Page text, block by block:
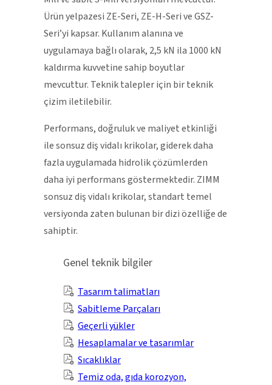
Ürün yelpazesi ZE-Seri, ZE-H-Seri ve GSZ-
Seri’yi kapsar. Kullanım alanına ve
uygulamaya bağlı olarak, 2,5 kN ila 1000 kN
kaldırma kuvvetine sahip boyutlar
mevcuttur. Teknik talepler için bir teknik
çizim iletilebilir.
Performans, doğruluk ve maliyet etkinliği
ile sonsuz diş vidalı krikolar, giderek daha
fazla uygulamada hidrolik çözümlerden
daha iyi performans göstermektedir. ZIMM
sonsuz diş vidalı krikolar, standart temel
versiyonda zaten bulunan bir dizi özelliğe de
sahiptir.
Genel teknik bilgiler
Tasarım talimatları
Sabitleme Parçaları
Geçerli yükler
Hesaplamalar ve tasarımlar
Sıcaklıklar
Temiz oda, gıda korozyon,